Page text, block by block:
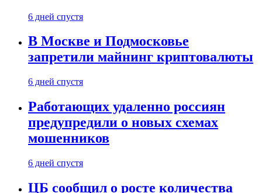
6 дней спустя
В Москве и Подмосковье
запретили майнинг криптовалюты
6 дней спустя
Работающих удаленно россиян
предупредили о новых схемах
мошенников
6 дней спустя
ЦБ сообщил о росте количества